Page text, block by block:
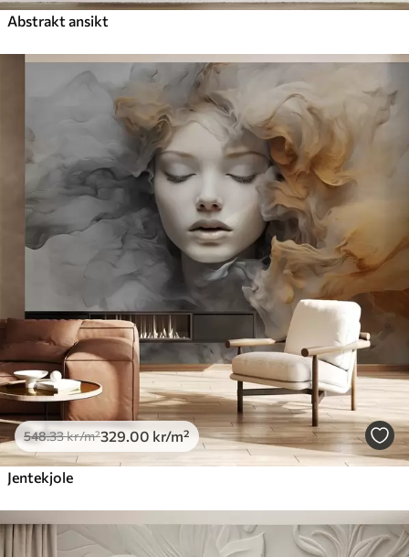
Abstrakt ansikt
548.33kr/m²329.00 kr/m²
Jentekjole